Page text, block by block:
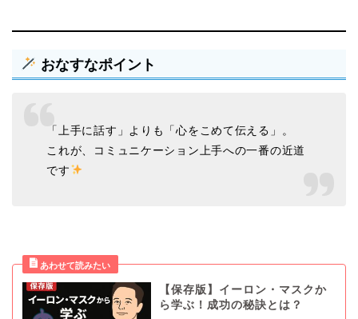
おなすなポイント
「上手に話す」よりも「心をこめて伝える」。
これが、コミュニケーション上手への一番の近道
です
【保存版】イーロン・マスクか
ら学ぶ！成功の秘訣とは？